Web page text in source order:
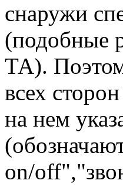
снаружи
(подобные
ТА).
всех
на нем
on/